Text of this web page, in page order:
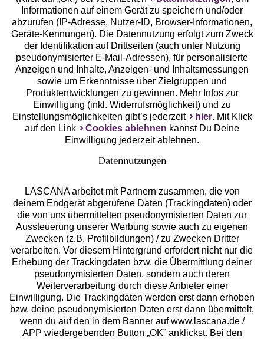
Geprüfte Sicherheit
Unsere Apps
Services
Beratung
Über uns
Rechtliches
Informationen auf einem Gerät zu speichern und/oder
abzurufen (IP-Adresse, Nutzer-ID, Browser-Informationen,
Geräte-Kennungen). Die Datennutzung erfolgt zum Zweck
der Identifikation auf Drittseiten (auch unter Nutzung
pseudonymisierter E-Mail-Adressen), für personalisierte
Anzeigen und Inhalte, Anzeigen- und Inhaltsmessungen
sowie um Erkenntnisse über Zielgruppen und
Produktentwicklungen zu gewinnen. Mehr Infos zur
Einwilligung (inkl. Widerrufsmöglichkeit) und zu
Einstellungsmöglichkeiten gibt’s jederzeit
hier. Mit Klick
auf den Link
Cookies ablehnen kannst Du Deine
Einwilligung jederzeit ablehnen.
Datennutzungen
LASCANA arbeitet mit Partnern zusammen, die von
deinem Endgerät abgerufene Daten (Trackingdaten) oder
die von uns übermittelten pseudonymisierten Daten zur
Aussteuerung unserer Werbung sowie auch zu eigenen
Zwecken (z.B. Profilbildungen) / zu Zwecken Dritter
verarbeiten. Vor diesem Hintergrund erfordert nicht nur die
Erhebung der Trackingdaten bzw. die Übermittlung deiner
pseudonymisierten Daten, sondern auch deren
Weiterverarbeitung durch diese Anbieter einer
Einwilligung. Die Trackingdaten werden erst dann erhoben
bzw. deine pseudonymisierten Daten erst dann übermittelt,
wenn du auf den in dem Banner auf www.lascana.de /
APP wiedergebenden Button „OK” anklickst. Bei den